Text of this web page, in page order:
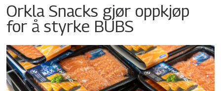
Orkla Snacks gjør oppkjøp
for å styrke BUBS